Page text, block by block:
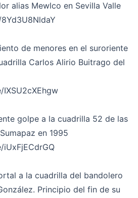
alias Mewlco en Sevilla Valle
de menores en el suroriente
Carlos Alirio Buitrago del
golpe a la cuadrilla 52 de las
en 1995
a la cuadrilla del bandolero
Principio del fin de su